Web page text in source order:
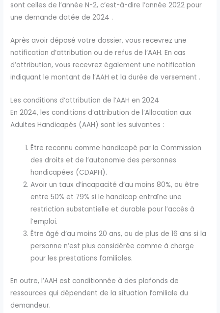
sont celles de l’année N-2, c’est-à-dire l’année 2022 pour
une demande datée de 2024 .
Après avoir déposé votre dossier, vous recevrez une
notification d’attribution ou de refus de l’AAH. En cas
d’attribution, vous recevrez également une notification
indiquant le montant de l’AAH et la durée de versement .
Les conditions d’attribution de l’AAH en 2024
En 2024, les conditions d’attribution de l’Allocation aux
Adultes Handicapés (AAH) sont les suivantes :
Être reconnu comme handicapé par la Commission
des droits et de l’autonomie des personnes
handicapées (CDAPH).
Avoir un taux d’incapacité d’au moins 80%, ou être
entre 50% et 79% si le handicap entraîne une
restriction substantielle et durable pour l’accès à
l’emploi.
Être âgé d’au moins 20 ans, ou de plus de 16 ans si la
personne n’est plus considérée comme à charge
pour les prestations familiales.
En outre, l’AAH est conditionnée à des plafonds de
ressources qui dépendent de la situation familiale du
demandeur.